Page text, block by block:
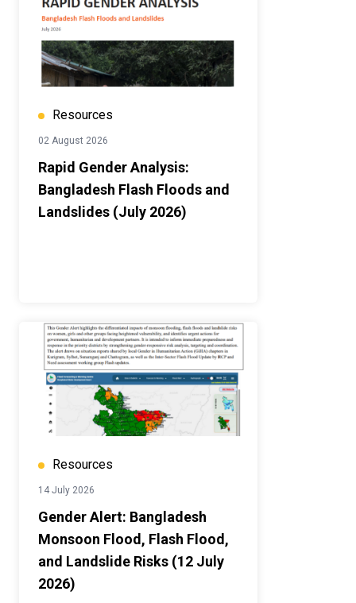
Resources
02 August 2026
Rapid Gender Analysis:
Bangladesh Flash Floods and
Landslides (July 2026)
Resources
14 July 2026
Gender Alert: Bangladesh
Monsoon Flood, Flash Flood,
and Landslide Risks (12 July
2026)